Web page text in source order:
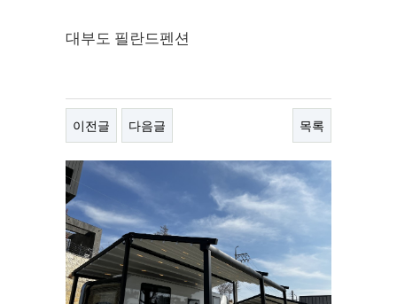
대부도 필란드펜션
이전글 다음글 목록